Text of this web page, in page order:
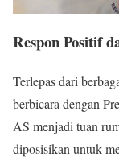
Respon Positif
Terlepas dari
berbicara dengan
AS menjadi tuan
diposisikan untuk